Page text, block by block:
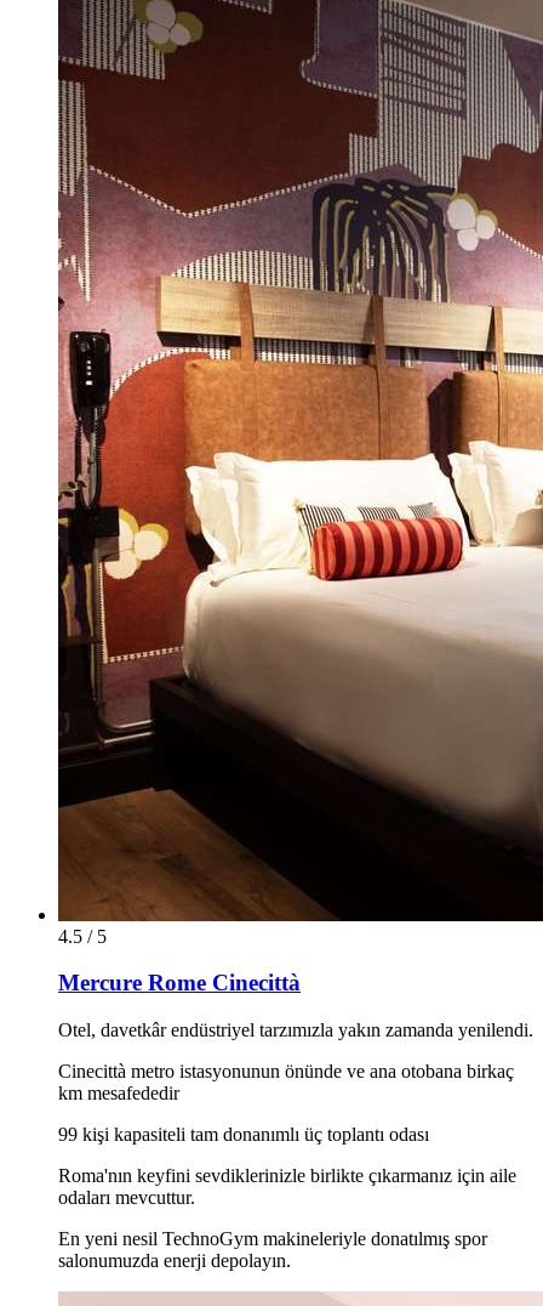
4.5 / 5
Mercure Rome Cinecittà
Otel, davetkâr endüstriyel tarzımızla yakın zamanda yenilendi.
Cinecittà metro istasyonunun önünde ve ana otobana birkaç
km mesafededir
99 kişi kapasiteli tam donanımlı üç toplantı odası
Roma'nın keyfini sevdiklerinizle birlikte çıkarmanız için aile
odaları mevcuttur.
En yeni nesil TechnoGym makineleriyle donatılmış spor
salonumuzda enerji depolayın.